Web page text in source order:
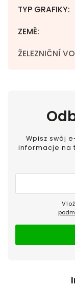
TYP GRAFIKY:
ZEMĚ:
ŽELEZNIČNÍ
Wpisz swój
informacje na